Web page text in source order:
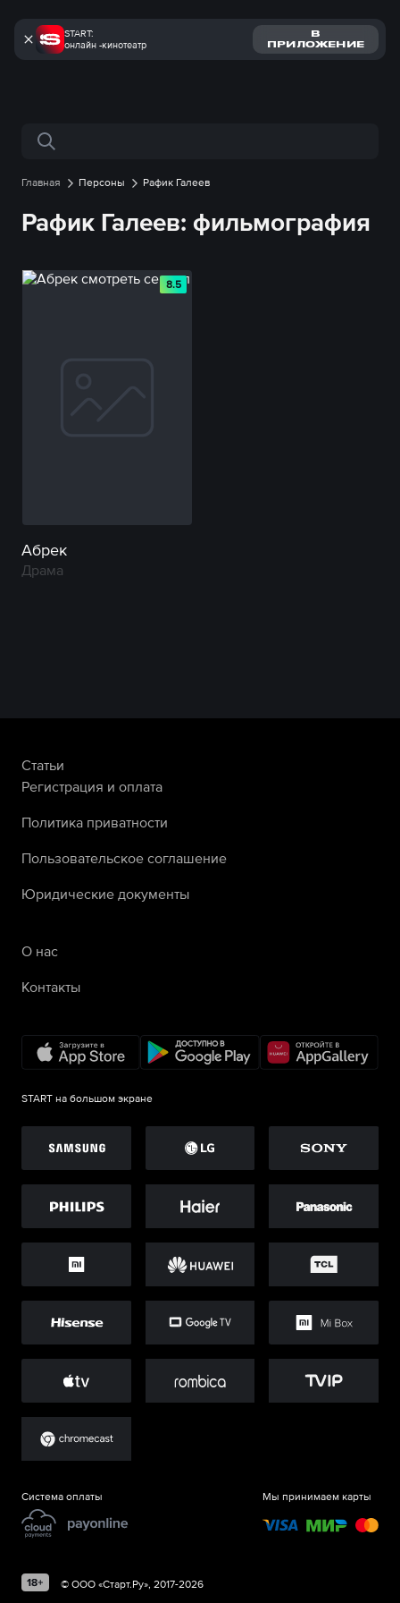
START:
онлайн -кинотеатр
В
ПРИЛОЖЕНИЕ
Поиск по сайту
Главная Персоны Рафик Галеев
Рафик Галеев: фильмография
8.5
Абрек
Драма
Статьи
Регистрация и оплата
Политика приватности
Пользовательское соглашение
Юридические документы
О нас
Контакты
START на большом экране
Система оплаты Мы принимаем карты
© ООО «Старт.Ру», 2017-2026